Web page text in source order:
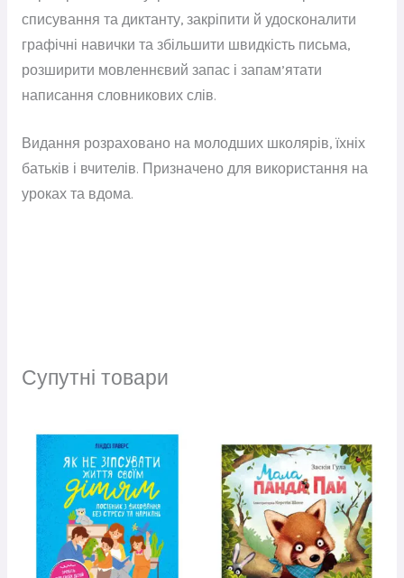
списування та диктанту, закріпити й удосконалити
графічні навички та збільшити швидкість письма,
розширити мовленнєвий запас і запам’ятати
написання словникових слів.
Видання розраховано на молодших школярів, їхніх
батьків і вчителів. Призначено для використання на
уроках та вдома.
Супутні товари